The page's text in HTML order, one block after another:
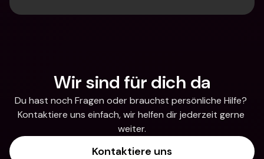
Wir sind für dich da
Du hast noch Fragen oder brauchst persönliche Hilfe?
Kontaktiere uns einfach, wir helfen dir jederzeit gerne
weiter.
Kontaktiere uns